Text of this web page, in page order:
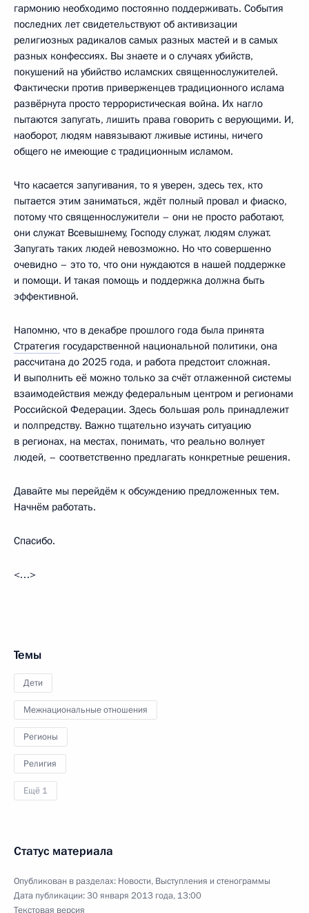
гармонию необходимо постоянно поддерживать. События
последних лет свидетельствуют об активизации
религиозных радикалов самых разных мастей и в самых
разных конфессиях. Вы знаете и о случаях убийств,
покушений на убийство исламских священнослужителей.
Фактически против приверженцев традиционного ислама
развёрнута просто террористическая война. Их нагло
пытаются запугать, лишить права говорить с верующими. И,
наоборот, людям навязывают лживые истины, ничего
общего не имеющие с традиционным исламом.
Что касается запугивания, то я уверен, здесь тех, кто
пытается этим заниматься, ждёт полный провал и фиаско,
потому что священнослужители – они не просто работают,
они служат Всевышнему, Господу служат, людям служат.
Запугать таких людей невозможно. Но что совершенно
очевидно – это то, что они нуждаются в нашей поддержке
и помощи. И такая помощь и поддержка должна быть
эффективной.
Напомню, что в декабре прошлого года была принята
Стратегия государственной национальной политики, она
рассчитана до 2025 года, и работа предстоит сложная.
И выполнить её можно только за счёт отлаженной системы
взаимодействия между федеральным центром и регионами
Российской Федерации. Здесь большая роль принадлежит
и полпредству. Важно тщательно изучать ситуацию
в регионах, на местах, понимать, что реально волнует
людей, – соответственно предлагать конкретные решения.
Давайте мы перейдём к обсуждению предложенных тем.
Начнём работать.
Спасибо.
<…>
Темы
Дети
Межнациональные отношения
Регионы
Религия
Ещё 1
Статус материала
Опубликован в разделах: Новости, Выступления и стенограммы
Дата публикации:30 января 2013 года, 13:00
Текстовая версия